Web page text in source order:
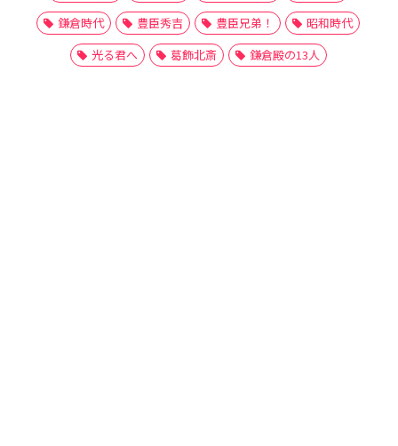
鎌倉時代
豊臣秀吉 豊臣兄弟！
昭和時代
光る君へ
葛飾北斎 鎌倉殿の13人